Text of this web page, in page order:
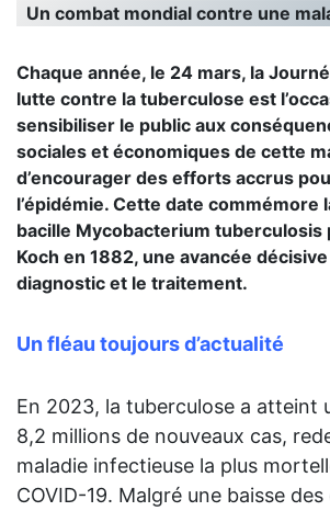
Un combat mondial contre une
Chaque année, le 24 mars, la
lutte contre la tuberculose est
sensibiliser le public aux
sociales et économiques de cette
d’encourager des efforts accrus
l’épidémie. Cette date commémore
bacille Mycobacterium tuberculosis
Koch en 1882, une avancée
diagnostic et le traitement.
Un fléau toujours d’actualité
En 2023, la tuberculose a atteint
8,2 millions de nouveaux cas,
maladie infectieuse la plus
COVID-19. Malgré une baisse des